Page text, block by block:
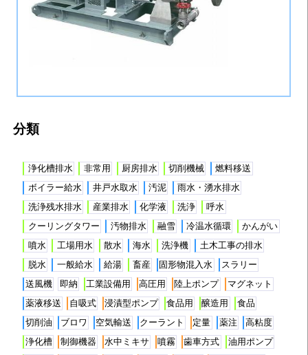
分類
浄化槽排水 非常用 厨房排水 切削機械
燃料移送
ボイラー給水
井戸水取水 汚泥
雨水・湧水排水
洗浄残水排水
産業排水 化学液 洗浄
呼水
クーリングタワー
汚物排水 融雪 冷温水循環
かんがい
噴水
工場用水 散水 海水 洗浄機
土木工事の排水
脱水
一般給水 給湯 畜産 固形物混入水
スラリー
送風機
即納 工業設備用 高圧用 陸上ポンプ
マグネット
薬液移送
自吸式 浸漬型ポンプ 食品用 醸造用
食品
切削油
ブロワ 空気輸送 クーラント 定量 薬注
高粘度
浄化槽
制御機器 水中ミキサ 噴霧 歯車方式
油用ポンプ